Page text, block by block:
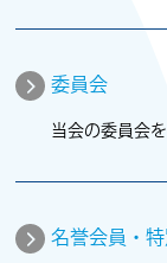
委員会
当会の委員会
名誉会員・